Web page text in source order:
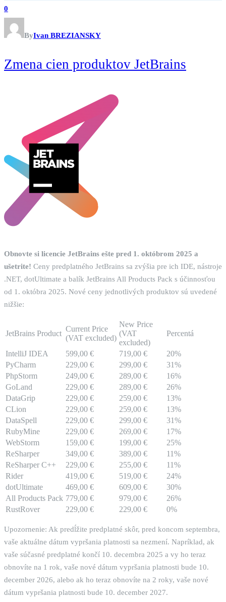
0
ByIvan BREZIANSKY
Zmena cien produktov JetBrains
Obnovte si licencie JetBrains ešte pred 1. októbrom 2025 a
ušetrite! Ceny predplatného JetBrains sa zvýšia pre ich IDE, nástroje
.NET, dotUltimate a balík JetBrains All Products Pack s účinnosťou
od 1. októbra 2025. Nové ceny jednotlivých produktov sú uvedené
nižšie:
JetBrains Product
Current Price
(VAT excluded)
New Price
(VAT
excluded)
Percentá
IntelliJ IDEA 599,00 € 719,00 €
20%
PyCharm
229,00 € 299,00 €
31%
PhpStorm
249,00 € 289,00 €
16%
GoLand
229,00 € 289,00 €
26%
DataGrip
229,00 € 259,00 €
13%
CLion
229,00 € 259,00 €
13%
DataSpell
229,00 € 299,00 €
31%
RubyMine
229,00 € 269,00 €
17%
WebStorm
159,00 € 199,00 €
25%
ReSharper
349,00 € 389,00 €
11%
ReSharper C++
229,00 € 255,00 €
11%
Rider
419,00 € 519,00 €
24%
dotUltimate
469,00 € 609,00 €
30%
All Products Pack 779,00 € 979,00 €
26%
RustRover
229,00 € 229,00 € 0%
Upozornenie: Ak predĺžite predplatné skôr, pred koncom septembra,
vaše aktuálne dátum vypršania platnosti sa nezmení. Napríklad, ak
vaše súčasné predplatné končí 10. decembra 2025 a vy ho teraz
obnovíte na 1 rok, vaše nové dátum vypršania platnosti bude 10.
december 2026, alebo ak ho teraz obnovíte na 2 roky, vaše nové
dátum vypršania platnosti bude 10. december 2027.